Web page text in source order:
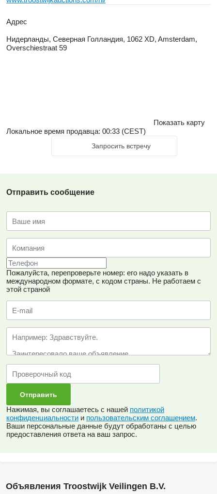
Адрес
Нидерланды, Северная Голландия, 1062 XD, Amsterdam,
Overschiestraat 59
Показать карту
Локальное время продавца: 00:33 (CEST)
Запросить встречу
Отправить сообщение
Пожалуйста, перепроверьте номер: его надо указать в
международном формате, с кодом страны. Не работаем с
этой страной
Нажимая, вы соглашаетесь с нашей политикой
конфиденциальности и пользовательским соглашением.
Ваши персональные данные будут обработаны с целью
предоставления ответа на ваш запрос.
Объявления Troostwijk Veilingen B.V.